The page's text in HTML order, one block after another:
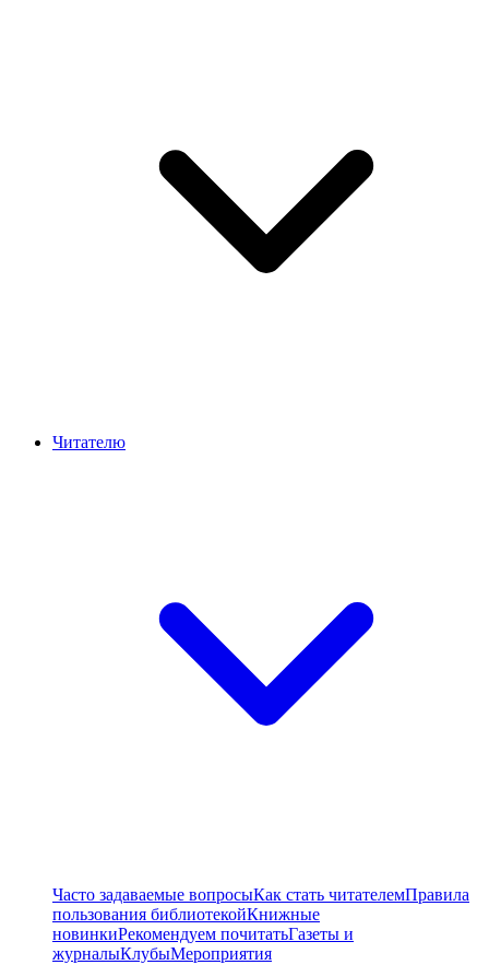
Читателю
Часто задаваемые вопросыКак стать читателемПравила
пользования библиотекойКнижные
новинкиРекомендуем почитатьГазеты и
журналыКлубыМероприятия